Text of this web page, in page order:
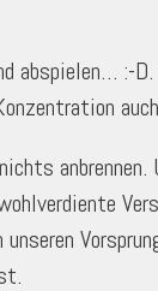
abspielen…